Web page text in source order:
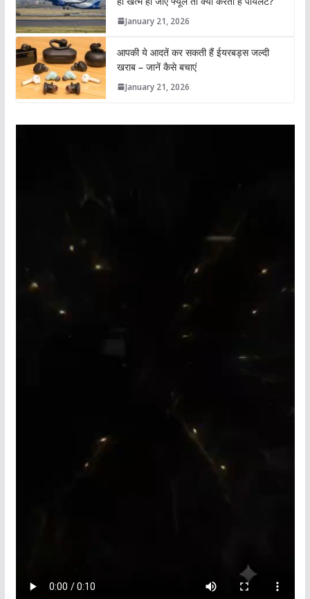
January 21, 2026
आपकी ये आदतें कर सकती हैं ईयरबड्स जल्दी
खराब – जानें कैसे बचाएं
January 21, 2026